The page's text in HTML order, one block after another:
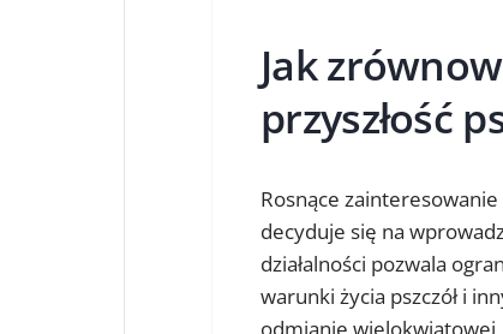
Jak
przyszłość
Rosnące
decyduje się na
działalności pozwala
warunki życia pszczół i